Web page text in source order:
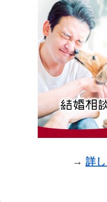
→ 詳